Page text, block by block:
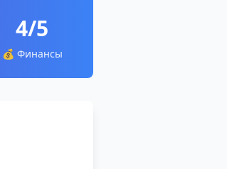
4/5
💰 Финансы